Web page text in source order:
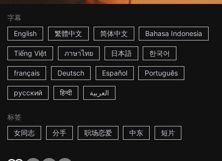
字幕
English
繁體中文 简体中文 Bahasa Indonesia
Tiếng Việt ภาษาไทย 日本語 한국어
français Deutsch Español Português
русский हिन्दी العربية
标签
女同志
分手 职场恋爱 中东 短片